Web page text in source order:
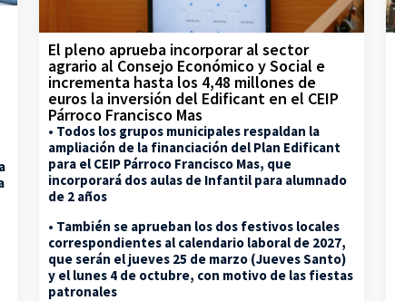
El pleno aprueba incorporar al sector
agrario al Consejo Económico y Social e
incrementa hasta los 4,48 millones de
euros la inversión del Edificant en el CEIP
Párroco Francisco Mas
• Todos los grupos municipales respaldan la
ampliación de la financiación del Plan Edificant
para el CEIP Párroco Francisco Mas, que
incorporará dos aulas de Infantil para alumnado
de 2 años
• También se aprueban los dos festivos locales
correspondientes al calendario laboral de 2027,
que serán el jueves 25 de marzo (Jueves Santo)
y el lunes 4 de octubre, con motivo de las fiestas
patronales